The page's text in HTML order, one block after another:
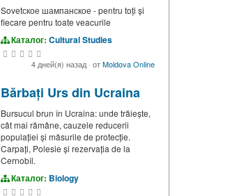
Sovetское шампанское - pentru toți și
fiecare pentru toate veacurile
Каталог: Cultural Studies
4 дней(я) назад· отMoldova Online
Bărbați Urs din Ucraina
Bursucul brun în Ucraina: unde trăiește,
cât mai rămâne, cauzele reducerii
populației și măsurile de protecție.
Carpați, Polesie și rezervația de la
Cernobîl.
Каталог: Biology